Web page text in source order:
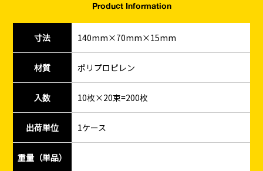
Product Information
寸法 140mm×70mm×15mm
材質 ポリプロピレン
入数 10枚×20束=200枚
出荷単位 1ケース
重量（単品）